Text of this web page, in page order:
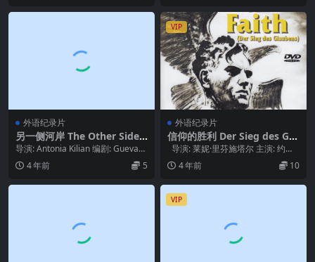
外语纪录片
另一侧河岸 The Other Side
of the River (2021)
导演: Antonia Kilian 编剧: Guevara
Namer / A...
4 年前 5
VIP
外语纪录片
信仰的胜利 Der Sieg des Gla
ubens (1933)
导演: 莱妮·里芬施塔尔 主演: 约瑟
夫·戈培尔 / 赫尔曼·戈林...
4 年前 10
VIP